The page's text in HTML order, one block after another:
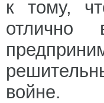
к тому,
отлично
войне.